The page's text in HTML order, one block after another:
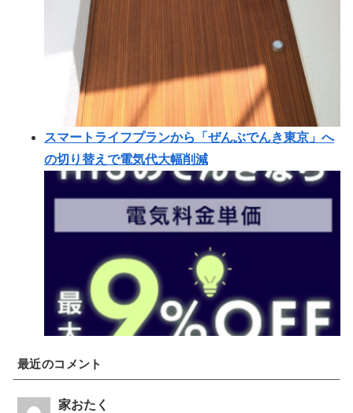
スマートライフプランから「ぜんぶでんき東京」へ
の切り替えで電気代大幅削減
最近のコメント
家おたく